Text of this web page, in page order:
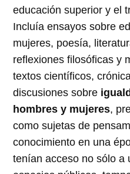
educación superior y el
Incluía ensayos sobre
mujeres, poesía,
reflexiones filosóficas y
textos científicos,
discusiones sobre
hombres y mujeres,
como sujetas de
conocimiento en una
tenían acceso no sólo a